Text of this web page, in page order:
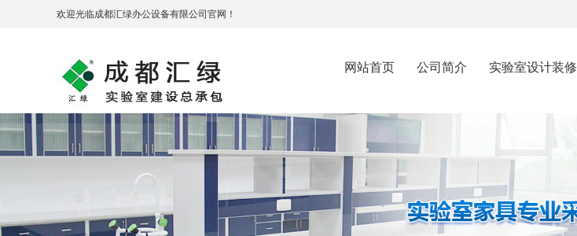
欢迎光临成都汇绿办公设备有限公司官网！
网站首页 公司简介 实验室设计装修